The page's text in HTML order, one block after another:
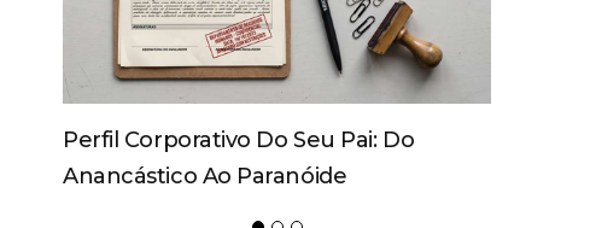
Movecta Marca Presença Na
Logistique 2026 Com Soluções
Integradas E Participação Em Painel